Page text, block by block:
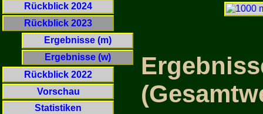
Rückblick 2024
Rückblick 2023
Ergebnisse (m)
Ergebnisse (w)
Rückblick 2022
Vorschau
Statistiken